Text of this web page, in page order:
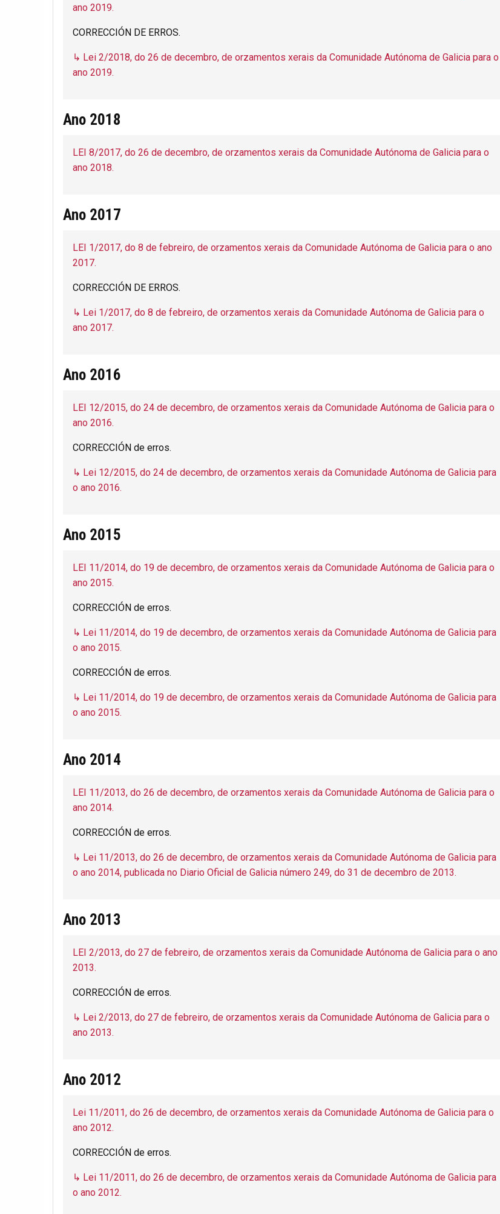
ano 2019.
CORRECCIÓN DE ERROS.
↳ Lei 2/2018, do 26 de decembro, de orzamentos xerais da Comunidade Autónoma de Galicia para o
ano 2019.
Ano 2018
LEI 8/2017, do 26 de decembro, de orzamentos xerais da Comunidade Autónoma de Galicia para o
ano 2018.
Ano 2017
LEI 1/2017, do 8 de febreiro, de orzamentos xerais da Comunidade Autónoma de Galicia para o ano
2017.
CORRECCIÓN DE ERROS.
↳ Lei 1/2017, do 8 de febreiro, de orzamentos xerais da Comunidade Autónoma de Galicia para o
ano 2017.
Ano 2016
LEI 12/2015, do 24 de decembro, de orzamentos xerais da Comunidade Autónoma de Galicia para o
ano 2016.
CORRECCIÓN de erros.
↳ Lei 12/2015, do 24 de decembro, de orzamentos xerais da Comunidade Autónoma de Galicia para
o ano 2016.
Ano 2015
LEI 11/2014, do 19 de decembro, de orzamentos xerais da Comunidade Autónoma de Galicia para o
ano 2015.
CORRECCIÓN de erros.
↳ Lei 11/2014, do 19 de decembro, de orzamentos xerais da Comunidade Autónoma de Galicia para
o ano 2015.
CORRECCIÓN de erros.
↳ Lei 11/2014, do 19 de decembro, de orzamentos xerais da Comunidade Autónoma de Galicia para
o ano 2015.
Ano 2014
LEI 11/2013, do 26 de decembro, de orzamentos xerais da Comunidade Autónoma de Galicia para o
ano 2014.
CORRECCIÓN de erros.
↳ Lei 11/2013, do 26 de decembro, de orzamentos xerais da Comunidade Autónoma de Galicia para
o ano 2014, publicada no Diario Oficial de Galicia número 249, do 31 de decembro de 2013.
Ano 2013
LEI 2/2013, do 27 de febreiro, de orzamentos xerais da Comunidade Autónoma de Galicia para o ano
2013.
CORRECCIÓN de erros.
↳ Lei 2/2013, do 27 de febreiro, de orzamentos xerais da Comunidade Autónoma de Galicia para o
ano 2013.
Ano 2012
Lei 11/2011, do 26 de decembro, de orzamentos xerais da Comunidade Autónoma de Galicia para o
ano 2012.
CORRECCIÓN de erros.
↳ Lei 11/2011, do 26 de decembro, de orzamentos xerais da Comunidade Autónoma de Galicia para
o ano 2012.